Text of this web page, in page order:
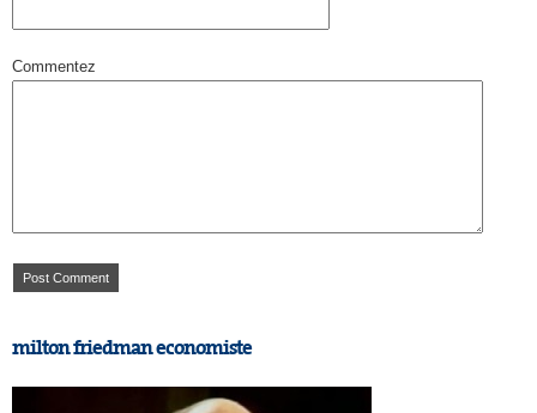
Commentez
milton friedman economiste